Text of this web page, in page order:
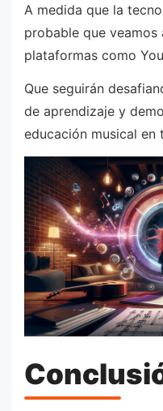
A medida que la
probable que veamos
plataformas como
Que seguirán
de aprendizaje y
educación musical en